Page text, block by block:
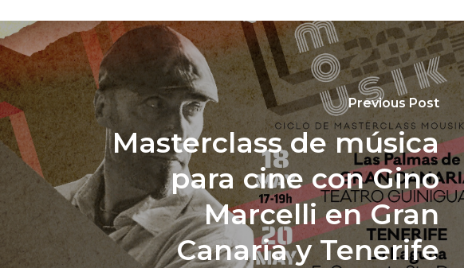
Previous Post
Masterclass de música
para cine con Gino
Marcelli en Gran
Canaria y Tenerife